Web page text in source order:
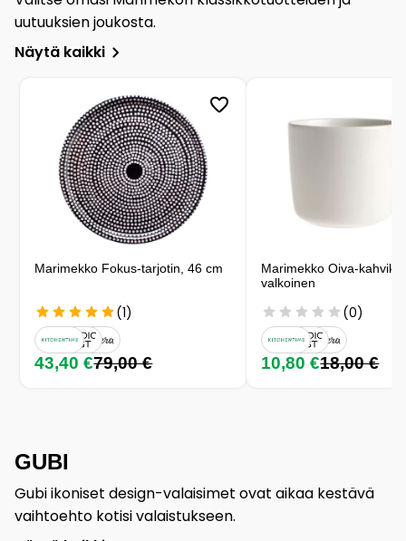
uutuuksien joukosta.
Näytä kaikki
Marimekko Fokus-tarjotin, 46 cm
(1)
43,40 €79,00 €
Marimekko Oiva-
valkoinen
(0)
10,80 €18,00 €
GUBI
Gubi ikoniset design-valaisimet ovat aikaa kestävä
vaihtoehto kotisi valaistukseen.